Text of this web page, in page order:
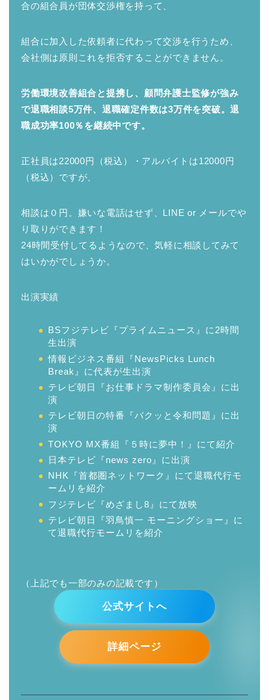
合の組合員が団体交渉権を持って、
組合に加入した依頼者に代わって交渉を行うため、
会社側は原則これを拒否することができません。
労働環境改善組合と提携し、顧問弁護士監修が強み
で退職相談5万件、退職確定件数は3万件を突破。退
職成功率100％を継続中です。
正社員は22000円（税込）・アルバイトは12000円
（税込）ですが、
相談は０円。嫌いな電話はせず、LINE or メールでや
り取りができます！
24時間受付してるようなので、気軽に相談してみて
はいかがでしょうか。
出演実績
BSフジテレビ『プライムニュース』に2時間
生出演
情報ビジネス番組『NewsPicks Lunch
Break』に代表が生出演
テレビ朝日『お仕事ドラマ制作委員会』に出
演
テレビ朝日の特番『バクッと令和問題』に出
演
TOKYO MX番組『５時に夢中！』にて紹介
日本テレビ『news zero』に出演
NHK『首都圏ネットワーク』にて退職代行モ
ームリを紹介
フジテレビ『めざまし8』にて放映
テレビ朝日『羽鳥慎一 モーニングショー』に
て退職代行モームリを紹介
（上記でも一部のみの記載です）
公式サイトへ
詳細ページ